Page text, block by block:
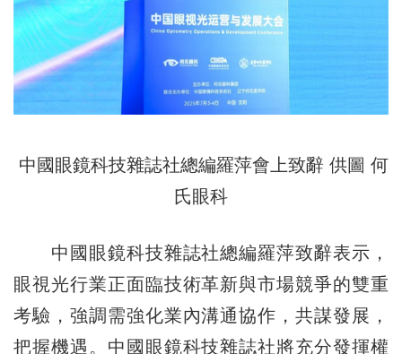
中國眼鏡科技雜誌社總編羅萍會上致辭 供圖 何
氏眼科
中國眼鏡科技雜誌社總編羅萍致辭表示，
眼視光行業正面臨技術革新與市場競爭的雙重
考驗，強調需強化業內溝通協作，共謀發展，
把握機遇。中國眼鏡科技雜誌社將充分發揮權